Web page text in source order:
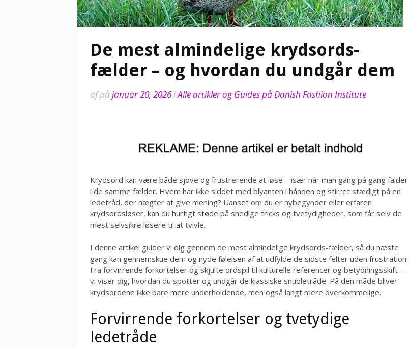
De mest almindelige krydsords-
fælder – og hvordan du undgår dem
afpå januar 20, 2026iAlle artikler og Guides på Danish Fashion Institute
Krydsord kan være både sjove og frustrerende at løse – især når man gang på gang falder
i de samme fælder. Hvem har ikke siddet med blyanten i hånden og stirret stædigt på en
ledetråd, der nægter at give mening? Uanset om du er nybegynder eller erfaren
krydsordsløser, kan du hurtigt støde på snedige tricks og tvetydigheder, som får selv de
mest selvsikre løsere til at tvivle.
I denne artikel guider vi dig gennem de mest almindelige krydsords-fælder, så du næste
gang kan gennemskue dem og nyde følelsen af at udfylde de sidste felter uden frustration.
Fra forvirrende forkortelser og skjulte ordspil til kulturelle referencer og betydningsskift –
vi viser dig, hvordan du spotter og undgår de klassiske snubletråde. På den måde bliver
krydsordene ikke bare mere underholdende, men også langt mere overkommelige.
Forvirrende forkortelser og tvetydige
ledetråde